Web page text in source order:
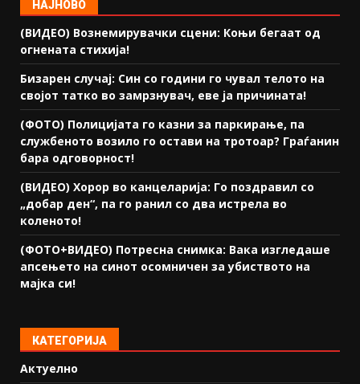
НАЈНОВО
(ВИДЕО) Вознемирувачки сцени: Коњи бегаат од
огнената стихија!
Бизарен случај: Син со години го чувал телото на
својот татко во замрзнувач, еве ја причината!
(ФОТО) Полицијата го казни за паркирање, па
службеното возило го остави на тротоар? Граѓанин
бара одговорност!
(ВИДЕО) Хорор во канцеларија: Го поздравил со
„добар ден“, па го ранил со два истрела во
коленото!
(ФОТО+ВИДЕО) Потресна снимка: Вака изгледаше
апсењето на синот осомничен за убиството на
мајка си!
КАТЕГОРИЈА
Актуелно